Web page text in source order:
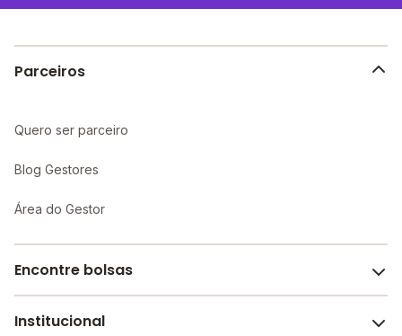
Parceiros
Quero ser parceiro
Blog Gestores
Área do Gestor
Encontre bolsas
Melhores escolas de São Paulo
Institucional